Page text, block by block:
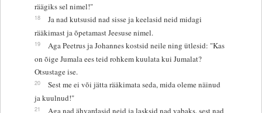
räägiks sel nimel!"
18
Ja nad kutsusid nad sisse ja keelasid neid midagi
rääkimast ja õpetamast Jeesuse nimel.
19
Aga Peetrus ja Johannes kostsid neile ning ütlesid: "Kas
on õige Jumala ees teid rohkem kuulata kui Jumalat?
Otsustage ise.
20
Sest me ei või jätta rääkimata seda, mida oleme näinud
ja kuulnud!"
21
Aga nad ähvardasid neid ja lasksid nad vabaks, sest nad